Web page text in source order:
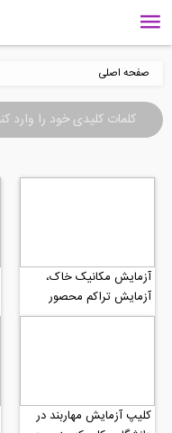
صفحه اصلی
آزمایش مکانیک خاک،
آزمایش تراکم محصور
نشده
کلیپ آزمایش مهاربند در